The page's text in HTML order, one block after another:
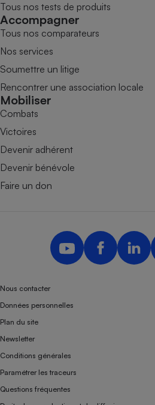
Tous nos tests de produits
Accompagner
Tous nos comparateurs
Nos services
Soumettre un litige
Rencontrer une association locale
Mobiliser
Combats
Victoires
Devenir adhérent
Devenir bénévole
Faire un don
Nous contacter
Données personnelles
Plan du site
Newsletter
Conditions générales
Paramétrer les traceurs
Questions fréquentes